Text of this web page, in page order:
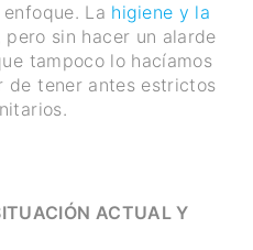
La higiene y la
pero sin hacer un alarde
tampoco lo hacíamos
de tener antes estrictos
ACTUAL Y